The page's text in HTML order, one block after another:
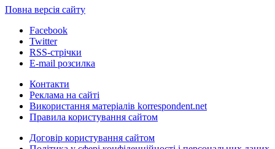
Повна версія сайту
Facebook
Twitter
RSS-стрічки
E-mail розсилка
Контакти
Реклама на сайті
Використання матеріалів korrespondent.net
Правила користування сайтом
Договір користування сайтом